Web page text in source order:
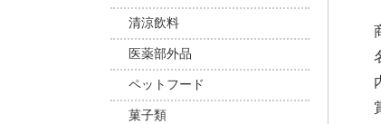
清涼飲料
医薬部外品
ペットフード
菓子類